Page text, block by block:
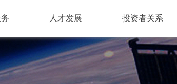
人才发展 投资者关系